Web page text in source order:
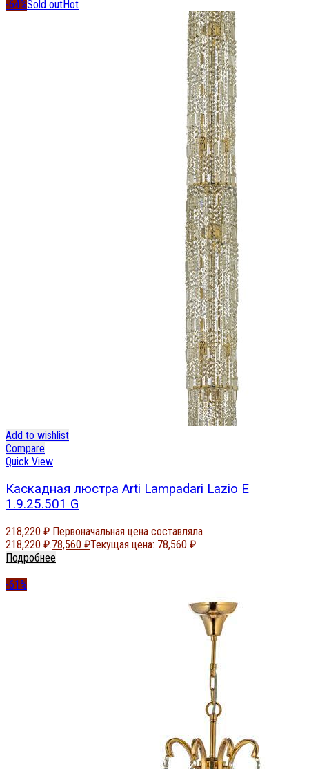
-64%Sold outHot
Add to wishlist
Compare
Quick View
Каскадная люстра Arti Lampadari Lazio E
1.9.25.501 G
218,220₽ Первоначальная цена составляла
218,220 ₽.78,560 ₽Текущая цена: 78,560 ₽.
Подробнее
-61%